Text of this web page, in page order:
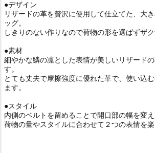
●デザイン
リザードの革を贅沢に使用して仕立てた、大
ッグ。
しきりのない作りなので荷物の形を選ばずザク
●素材
細やかな鱗の凛とした表情が美しいリザード
す。
とても丈夫で摩擦強度に優れた革で、使い込
ます。
●スタイル
内側のベルトを留めることで開口部の幅を変え
荷物の量やスタイルに合わせて２つの表情を楽